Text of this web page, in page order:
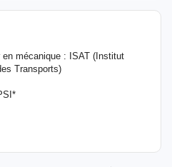
mécanique : ISAT (Institut
Transports)